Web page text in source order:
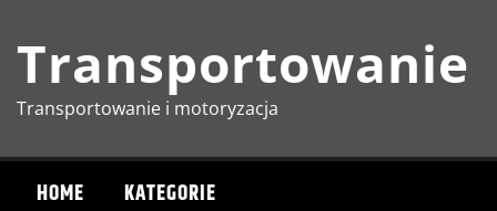
content
Transportowanie
Transportowanie i motoryzacja
HOME KATEGORIE